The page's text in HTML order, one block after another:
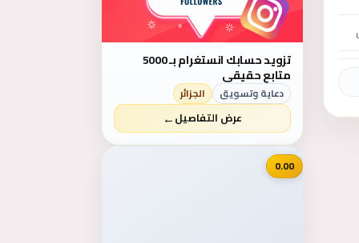
تزويد حسابك انستغرام بـ 5000
متابع حقيقي
دعاية وتسويق الجزائر
عرض التفاصيل←
📷
0.00